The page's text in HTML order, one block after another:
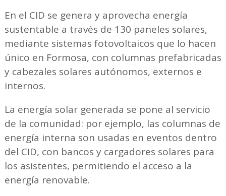
En el CID se genera y aprovecha energía
sustentable a través de 130 paneles solares,
mediante sistemas fotovoltaicos que lo hacen
único en Formosa, con columnas prefabricadas
y cabezales solares autónomos, externos e
internos.
La energía solar generada se pone al servicio
de la comunidad: por ejemplo, las columnas de
energía interna son usadas en eventos dentro
del CID, con bancos y cargadores solares para
los asistentes, permitiendo el acceso a la
energía renovable.